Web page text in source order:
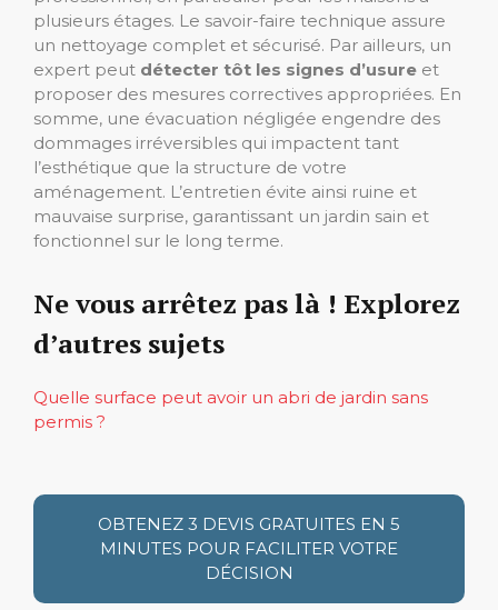
plusieurs étages. Le savoir-faire technique assure
un nettoyage complet et sécurisé. Par ailleurs, un
expert peut détecter tôt les signes d’usure et
proposer des mesures correctives appropriées. En
somme, une évacuation négligée engendre des
dommages irréversibles qui impactent tant
l’esthétique que la structure de votre
aménagement. L’entretien évite ainsi ruine et
mauvaise surprise, garantissant un jardin sain et
fonctionnel sur le long terme.
Ne vous arrêtez pas là ! Explorez
d’autres sujets
Quelle surface peut avoir un abri de jardin sans
permis ?
OBTENEZ 3 DEVIS GRATUITES EN 5
MINUTES POUR FACILITER VOTRE
DÉCISION